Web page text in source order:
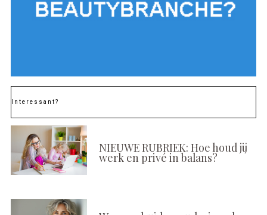
Interessant?
NIEUWE RUBRIEK: Hoe houd jij
werk en privé in balans?